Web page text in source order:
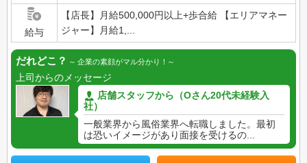
給与
【店長】月給500,000円以上+歩合給 【エリアマネー
ジャー】月給1,...
だれどこ？ 企業の素顔がマル分かり！
上司からのメッセージ
店舗スタッフから（Oさん20代未経験入
社）
一般業界から風俗業界へ転職しました。最初
は恐いイメージがあり面接を受けるの...